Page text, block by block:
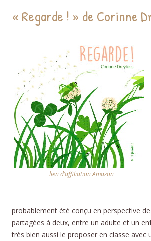
« Regarde ! » de Corinne
lien d’affiliation Amazon
probablement été conçu en perspective
partagées à deux, entre un adulte et un
très bien aussi le proposer en classe avec